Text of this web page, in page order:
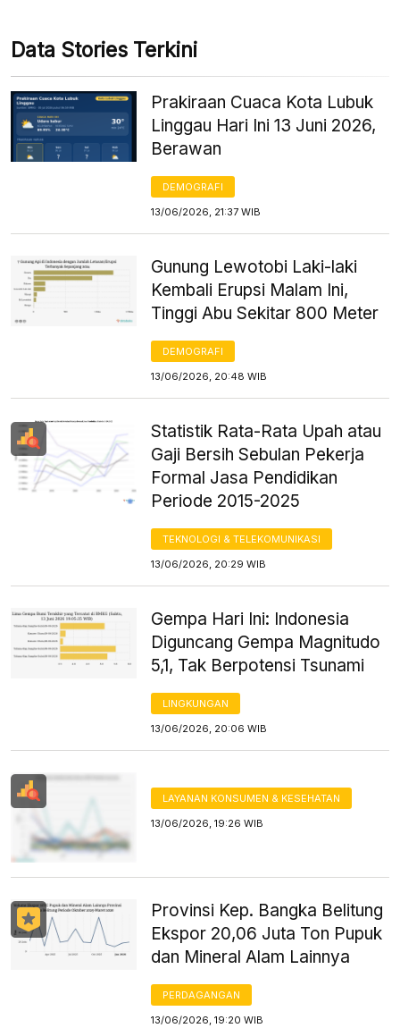
Data Stories Terkini
Prakiraan Cuaca Kota Lubuk
Linggau Hari Ini 13 Juni 2026,
Berawan
DEMOGRAFI
13/06/2026, 21:37 WIB
Gunung Lewotobi Laki-laki
Kembali Erupsi Malam Ini,
Tinggi Abu Sekitar 800 Meter
DEMOGRAFI
13/06/2026, 20:48 WIB
Statistik Rata-Rata Upah atau
Gaji Bersih Sebulan Pekerja
Formal Jasa Pendidikan
Periode 2015-2025
TEKNOLOGI & TELEKOMUNIKASI
13/06/2026, 20:29 WIB
Gempa Hari Ini: Indonesia
Diguncang Gempa Magnitudo
5,1, Tak Berpotensi Tsunami
LINGKUNGAN
13/06/2026, 20:06 WIB
LAYANAN KONSUMEN & KESEHATAN
13/06/2026, 19:26 WIB
Provinsi Kep. Bangka Belitung
Ekspor 20,06 Juta Ton Pupuk
dan Mineral Alam Lainnya
PERDAGANGAN
13/06/2026, 19:20 WIB